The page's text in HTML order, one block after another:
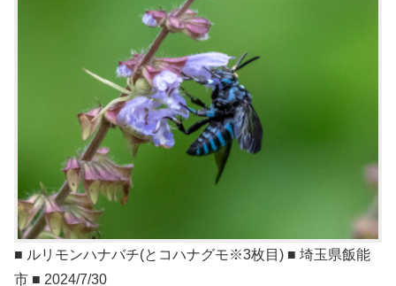
■ ルリモンハナバチ(とコハナグモ※3枚目) ■ 埼玉県飯能
市 ■ 2024/7/30